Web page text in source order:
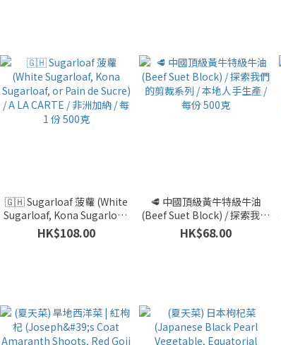
🇬🇭 Sugarloaf 菠蘿 (White
Sugarloaf, Kona Sugarloaf,
or Pain de Sucre) / A LA
CARTE / 非洲加納 / 每 1 份
HK$108.00
🥩 中國頂級黃牛特級牛油
(Beef Suet Block) / 探索我們
的剪裁系列 / 本地人手生產 /
每份 500克
HK$68.00